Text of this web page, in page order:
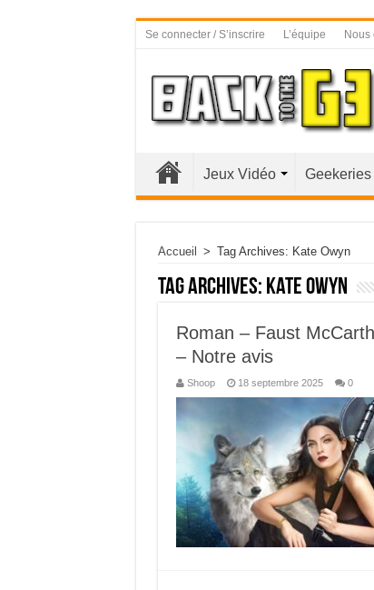
Se connecter / S’inscrire L’équipe Nous
Jeux Vidéo Geekeries
Accueil > Tag Archives: Kate Owyn
Tag Archives: Kate Owyn
Roman – Faust
– Notre avis
Shoop 18 septembre 2025 0